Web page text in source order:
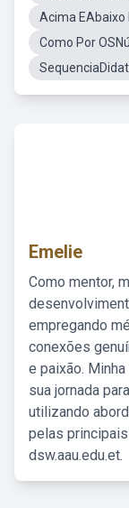
Acima EAbaixo
Como Por
Emelie
Como mentor,
empregando
conexões
e paixão.
sua jornada
utilizando
pelas
dsw.aau.edu.et.